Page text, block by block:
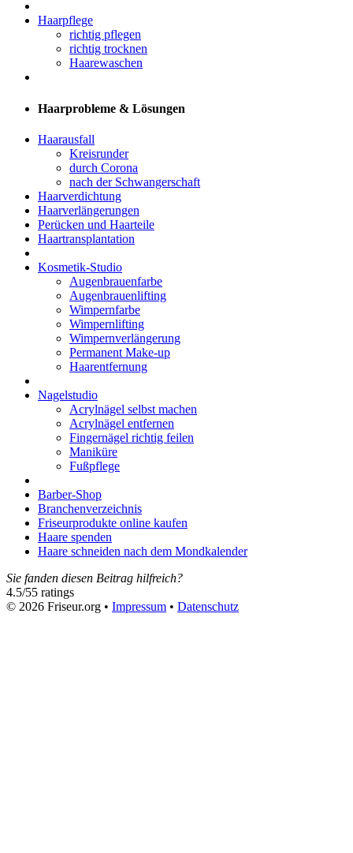
Haarpflege
richtig pflegen
richtig trocknen
Haarewaschen
Haarprobleme & Lösungen
Haarausfall
Kreisrunder
durch Corona
nach der Schwangerschaft
Haarverdichtung
Haarverlängerungen
Perücken und Haarteile
Haartransplantation
Kosmetik-Studio
Augenbrauenfarbe
Augenbrauenlifting
Wimpernfarbe
Wimpernlifting
Wimpernverlängerung
Permanent Make-up
Haarentfernung
Nagelstudio
Acrylnägel selbst machen
Acrylnägel entfernen
Fingernägel richtig feilen
Maniküre
Fußpflege
Barber-Shop
Branchenverzeichnis
Friseurprodukte online kaufen
Haare spenden
Haare schneiden nach dem Mondkalender
Sie fanden diesen Beitrag hilfreich?
4.5/55 ratings
© 2026 Friseur.org • Impressum • Datenschutz